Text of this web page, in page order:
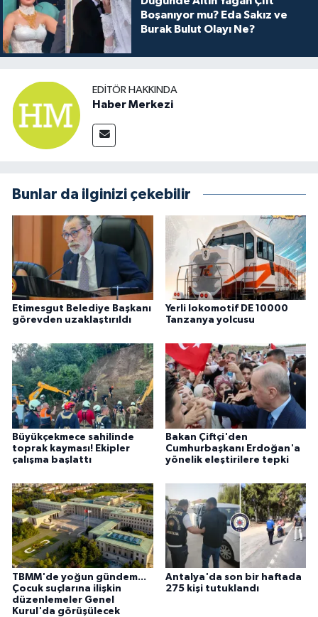
Boşanıyor mu? Eda Sakız ve
Burak Bulut Olayı Ne?
EDITÖR HAKKINDA
Haber Merkezi
Bunlar da ilginizi çekebilir
Etimesgut Belediye Başkanı
görevden uzaklaştırıldı
Yerli lokomotif DE 10000
Tanzanya yolcusu
Büyükçekmece sahilinde
toprak kayması! Ekipler
çalışma başlattı
Bakan Çiftçi'den
Cumhurbaşkanı Erdoğan'a
yönelik eleştirilere tepki
TBMM'de yoğun gündem...
Çocuk suçlarına ilişkin
düzenlemeler Genel
Kurul'da görüşülecek
Antalya'da son bir haftada
275 kişi tutuklandı